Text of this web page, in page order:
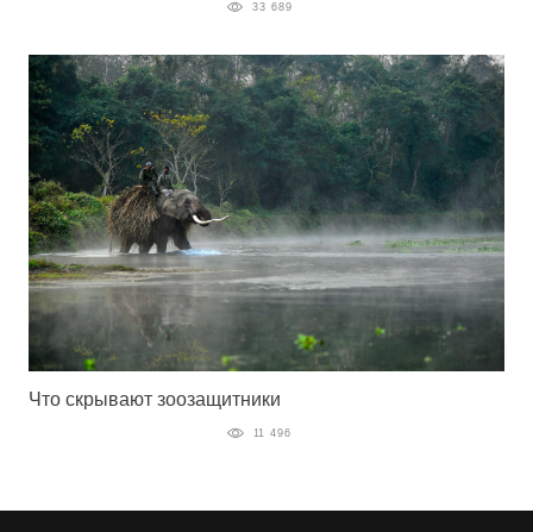
33 689
Что скрывают зоозащитники
11 496